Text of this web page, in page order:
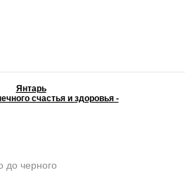
Янтарь
счастья и здоровья -
до черного